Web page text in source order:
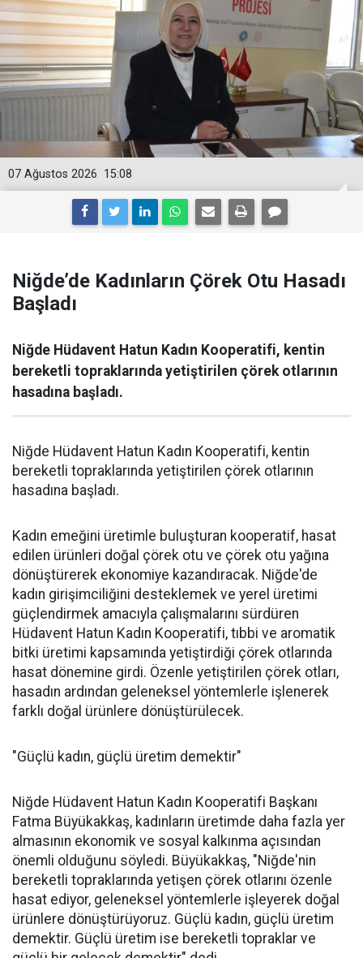
15:08
07 Ağustos 2026
Niğde’de Kadınların Çörek Otu Hasadı
Başladı
Niğde Hüdavent Hatun Kadın Kooperatifi, kentin
bereketli topraklarında yetiştirilen çörek otlarının
hasadına başladı.
Niğde Hüdavent Hatun Kadın Kooperatifi, kentin
bereketli topraklarında yetiştirilen çörek otlarının
hasadına başladı.
Kadın emeğini üretimle buluşturan kooperatif, hasat
edilen ürünleri doğal çörek otu ve çörek otu yağına
dönüştürerek ekonomiye kazandıracak. Niğde'de
kadın girişimciliğini desteklemek ve yerel üretimi
güçlendirmek amacıyla çalışmalarını sürdüren
Hüdavent Hatun Kadın Kooperatifi, tıbbi ve aromatik
bitki üretimi kapsamında yetiştirdiği çörek otlarında
hasat dönemine girdi. Özenle yetiştirilen çörek otları,
hasadın ardından geleneksel yöntemlerle işlenerek
farklı doğal ürünlere dönüştürülecek.
"Güçlü kadın, güçlü üretim demektir"
Niğde Hüdavent Hatun Kadın Kooperatifi Başkanı
Fatma Büyükakkaş, kadınların üretimde daha fazla yer
almasının ekonomik ve sosyal kalkınma açısından
önemli olduğunu söyledi. Büyükakkaş, "Niğde'nin
bereketli topraklarında yetişen çörek otlarını özenle
hasat ediyor, geleneksel yöntemlerle işleyerek doğal
ürünlere dönüştürüyoruz. Güçlü kadın, güçlü üretim
demektir. Güçlü üretim ise bereketli topraklar ve